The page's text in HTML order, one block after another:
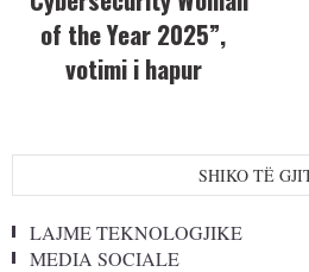
of the Year 2025”,
votimi i hapur
SHIKO TË
LAJME TEKNOLOGJIKE
MEDIA SOCIALE